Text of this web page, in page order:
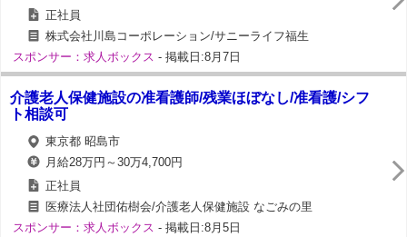
正社員
株式会社川島コーポレーション/サニーライフ福生
スポンサー：求人ボックス - 掲載日:8月7日
介護老人保健施設の准看護師/残業ほぼなし/准看護/シフ
ト相談可
東京都 昭島市
月給28万円～30万4,700円
正社員
医療法人社団佑樹会/介護老人保健施設 なごみの里
スポンサー：求人ボックス - 掲載日:8月5日